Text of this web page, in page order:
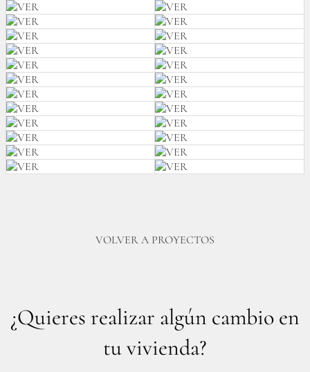
VOLVER A PROYECTOS
¿Quieres realizar algún cambio en
tu vivienda?